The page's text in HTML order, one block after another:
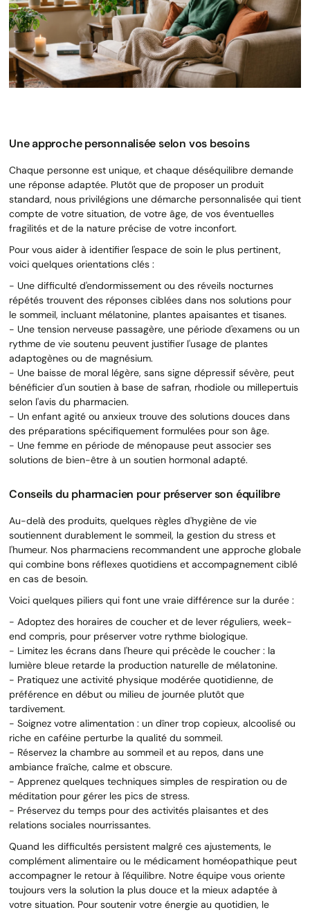
Une approche personnalisée selon vos besoins
Chaque personne est unique, et chaque déséquilibre demande
une réponse adaptée. Plutôt que de proposer un produit
standard, nous privilégions une démarche personnalisée qui tient
compte de votre situation, de votre âge, de vos éventuelles
fragilités et de la nature précise de votre inconfort.
Pour vous aider à identifier l'espace de soin le plus pertinent,
voici quelques orientations clés :
- Une difficulté d'endormissement ou des réveils nocturnes
répétés trouvent des réponses ciblées dans nos solutions pour
le sommeil, incluant mélatonine, plantes apaisantes et tisanes.
- Une tension nerveuse passagère, une période d'examens ou un
rythme de vie soutenu peuvent justifier l'usage de plantes
adaptogènes ou de magnésium.
- Une baisse de moral légère, sans signe dépressif sévère, peut
bénéficier d'un soutien à base de safran, rhodiole ou millepertuis
selon l'avis du pharmacien.
- Un enfant agité ou anxieux trouve des solutions douces dans
des préparations spécifiquement formulées pour son âge.
- Une femme en période de ménopause peut associer ses
solutions de bien-être à un soutien hormonal adapté.
Conseils du pharmacien pour préserver son équilibre
Au-delà des produits, quelques règles d'hygiène de vie
soutiennent durablement le sommeil, la gestion du stress et
l'humeur. Nos pharmaciens recommandent une approche globale
qui combine bons réflexes quotidiens et accompagnement ciblé
en cas de besoin.
Voici quelques piliers qui font une vraie différence sur la durée :
- Adoptez des horaires de coucher et de lever réguliers, week-
end compris, pour préserver votre rythme biologique.
- Limitez les écrans dans l'heure qui précède le coucher : la
lumière bleue retarde la production naturelle de mélatonine.
- Pratiquez une activité physique modérée quotidienne, de
préférence en début ou milieu de journée plutôt que
tardivement.
- Soignez votre alimentation : un dîner trop copieux, alcoolisé ou
riche en caféine perturbe la qualité du sommeil.
- Réservez la chambre au sommeil et au repos, dans une
ambiance fraîche, calme et obscure.
- Apprenez quelques techniques simples de respiration ou de
méditation pour gérer les pics de stress.
- Préservez du temps pour des activités plaisantes et des
relations sociales nourrissantes.
Quand les difficultés persistent malgré ces ajustements, le
complément alimentaire ou le médicament homéopathique peut
accompagner le retour à l'équilibre. Notre équipe vous oriente
toujours vers la solution la plus douce et la mieux adaptée à
votre situation. Pour soutenir votre énergie au quotidien, le